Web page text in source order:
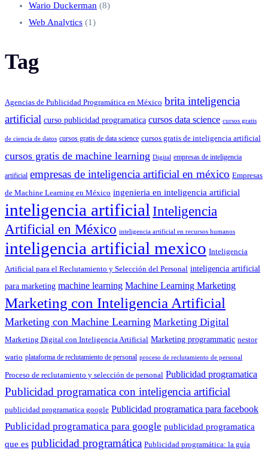
Wario Duckerman (8)
Web Analytics (1)
Tag
Agencias de Publicidad Programática en México brita inteligencia
artificial curso publicidad programatica cursos data science cursos gratis
de ciencia de datos cursos gratis de data science cursos gratis de inteligencia artificial
cursos gratis de machine learning Digital empresas de inteligencia
artificial empresas de inteligencia artificial en méxico Empresas
de Machine Learning en México ingenieria en inteligencia artificial
inteligencia artificial Inteligencia
Artificial en México inteligencia artificial en recursos humanos
inteligencia artificial mexico Inteligencia
Artificial para el Reclutamiento y Selección del Personal inteligencia artificial
para marketing machine learning Machine Learning Marketing
Marketing con Inteligencia Artificial
Marketing con Machine Learning Marketing Digital
Marketing Digital con Inteligencia Artificial Marketing programmatic nestor
wario plataforma de reclutamiento de personal proceso de reclutamiento de personal
Proceso de reclutamiento y selección de personal Publicidad programatica
Publicidad programatica con inteligencia artificial
publicidad programatica google Publicidad programatica para facebook
Publicidad programatica para google publicidad programatica
que es publicidad programática Publicidad programática: la guía